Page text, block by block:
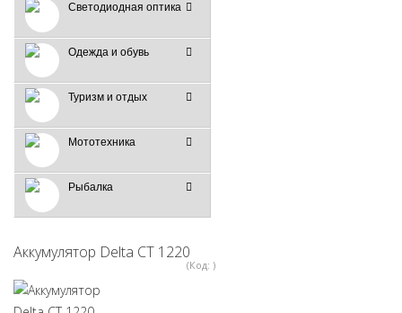
Светодиодная оптика
Одежда и обувь
Туризм и отдых
Мототехника
Рыбалка
Аккумулятор Delta CT 1220
(Код: )